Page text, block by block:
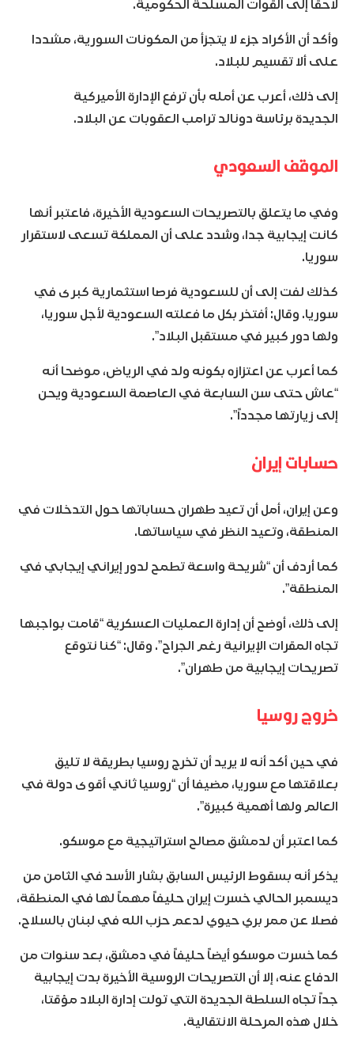
لاحقا إلى القوات المسلحة الحكومية.
وأكد أن الأكراد جزء لا يتجزأ من المكونات السورية، مشددا
على ألا تقسيم للبلاد.
إلى ذلك، أعرب عن أمله بأن ترفع الإدارة الأميركية
الجديدة برئاسة دونالد ترامب العقوبات عن البلاد.
الموقف السعودي
وفي ما يتعلق بالتصريحات السعودية الأخيرة، فاعتبر أنها
كانت إيجابية جدا، وشدد على أن المملكة تسعى لاستقرار
سوريا.
كذلك لفت إلى أن للسعودية فرصا استثمارية كبرى في
سوريا. وقال: أفتخر بكل ما فعلته السعودية لأجل سوريا،
ولها دور كبير في مستقبل البلاد”.
كما أعرب عن اعتزازه بكونه ولد في الرياض، موضحا أنه
“عاش حتى سن السابعة في العاصمة السعودية ويحن
إلى زيارتها مجدداً”.
حسابات إيران
وعن إيران، أمل أن تعيد طهران حساباتها حول التدخلات في
المنطقة، وتعيد النظر في سياساتها.
كما أردف أن “شريحة واسعة تطمح لدور إيراني إيجابي في
المنطقة”.
إلى ذلك، أوضح أن إدارة العمليات العسكرية “قامت بواجبها
تجاه المقرات الإيرانية رغم الجراح”. وقال: “كنا نتوقع
تصريحات إيجابية من طهران”.
خروج روسيا
في حين أكد أنه لا يريد أن تخرج روسيا بطريقة لا تليق
بعلاقتها مع سوريا، مضيفا أن “روسيا ثاني أقوى دولة في
العالم ولها أهمية كبيرة”.
كما اعتبر أن لدمشق مصالح استراتيجية مع موسكو.
يذكر أنه بسقوط الرئيس السابق بشار الأسد في الثامن من
ديسمبر الحالي خسرت إيران حليفاً مهماً لها في المنطقة،
فصلا عن ممر بري حيوي لدعم حزب الله في لبنان بالسلاح.
كما خسرت موسكو أيضاً حليفاً في دمشق، بعد سنوات من
الدفاع عنه، إلا أن التصريحات الروسية الأخيرة بدت إيجابية
جداً تجاه السلطة الجديدة التي تولت إدارة البلاد مؤقتا،
خلال هذه المرحلة الانتقالية.